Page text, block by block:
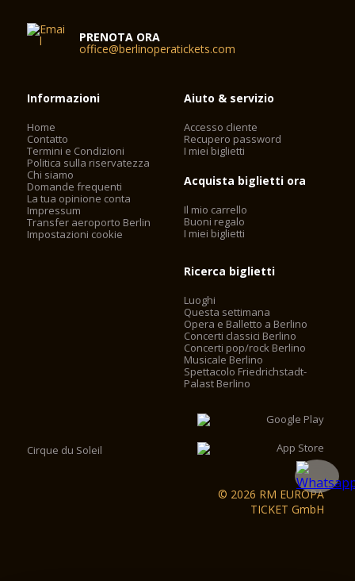
PRENOTA ORA
office@berlinoperatickets.com
Informazioni
Home
Contatto
Termini e Condizioni
Politica sulla riservatezza
Chi siamo
Domande frequenti
La tua opinione conta
Impressum
Transfer aeroporto Berlin
Impostazioni cookie
Aiuto & servizio
Accesso cliente
Recupero password
I miei biglietti
Acquista biglietti ora
Il mio carrello
Buoni regalo
I miei biglietti
Ricerca biglietti
Luoghi
Questa settimana
Opera e Balletto a Berlino
Concerti classici Berlino
Concerti pop/rock Berlino
Musicale Berlino
Spettacolo Friedrichstadt-
Palast Berlino
Cirque du Soleil
© 2026 RM EUROPA
TICKET GmbH